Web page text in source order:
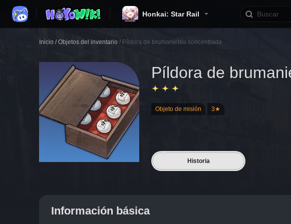
Honkai: Star Rail
Inicio / Objetos del inventario / Píldora de brumaniebla concentrada
Píldora de
Objeto de misión 3★
Historia
Información básica